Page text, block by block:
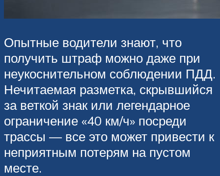
Опытные водители знают, что
получить штраф можно даже при
неукоснительном соблюдении ПДД.
Нечитаемая разметка, скрывшийся
за веткой знак или легендарное
ограничение «40 км/ч» посреди
трассы — все это может привести к
неприятным потерям на пустом
месте.